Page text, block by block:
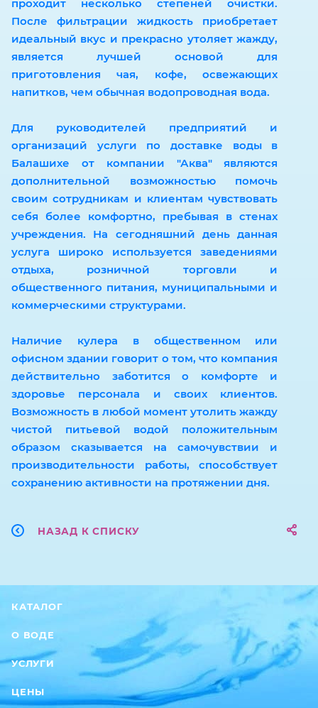
проходит несколько степеней очистки.
После фильтрации жидкость приобретает
идеальный вкус и прекрасно утоляет жажду,
является лучшей основой для
приготовления чая, кофе, освежающих
напитков, чем обычная водопроводная вода.
Для руководителей предприятий и
организаций услуги по доставке воды в
Балашихе от компании "Аква" являются
дополнительной возможностью помочь
своим сотрудникам и клиентам чувствовать
себя более комфортно, пребывая в стенах
учреждения. На сегодняшний день данная
услуга широко используется заведениями
отдыха, розничной торговли и
общественного питания, муниципальными и
коммерческими структурами.
Наличие кулера в общественном или
офисном здании говорит о том, что компания
действительно заботится о комфорте и
здоровье персонала и своих клиентов.
Возможность в любой момент утолить жажду
чистой питьевой водой положительным
образом сказывается на самочувствии и
производительности работы, способствует
сохранению активности на протяжении дня.
НАЗАД К СПИСКУ
КАТАЛОГ
О ВОДЕ
УСЛУГИ
ЦЕНЫ